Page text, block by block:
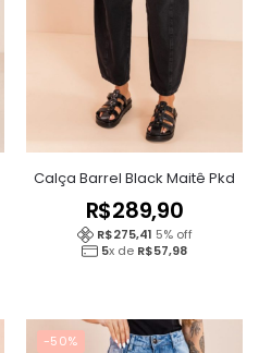
Calça Barrel Black Maitê Pkd
R$289,90
R$275,41 5% off
5x de R$57,98
-50%